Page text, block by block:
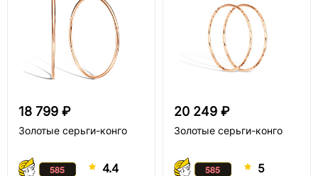
18 799 ₽
Золотые серьги-конго
4.4
20 249 ₽
Золотые серьги-конго
5